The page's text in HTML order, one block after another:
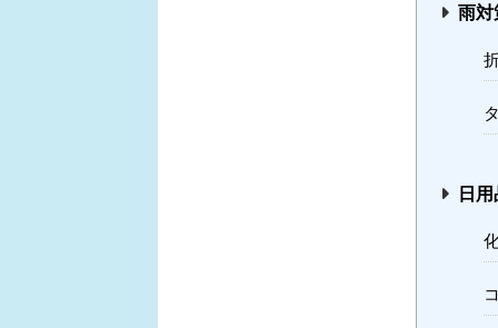
雨対
日